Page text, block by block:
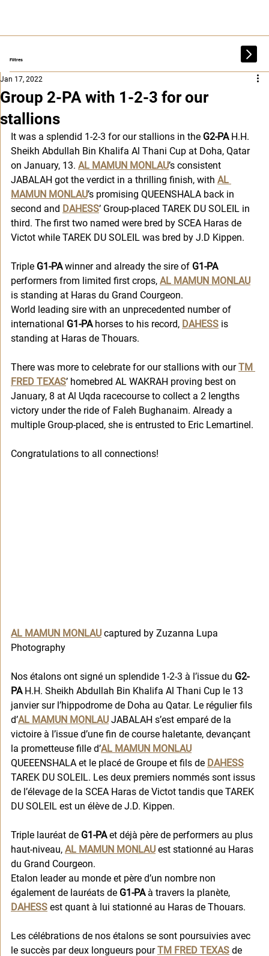
Filtres
Group 2-PA with 1-2-3 for our
stallions
Jan 17, 2022
It was a splendid 1-2-3 for our stallions in the G2-PA H.H.
Sheikh Abdullah Bin Khalifa Al Thani Cup at Doha, Qatar
on January, 13. AL MAMUN MONLAU’s consistent
JABALAH got the verdict in a thrilling finish, with AL
MAMUN MONLAU’s promising QUEENSHALA back in
second and DAHESS’ Group-placed TAREK DU SOLEIL in
third. The first two named were bred by SCEA Haras de
Victot while TAREK DU SOLEIL was bred by J.D Kippen.
Triple G1-PA winner and already the sire of G1-PA
performers from limited first crops, AL MAMUN MONLAU
is standing at Haras du Grand Courgeon.
World leading sire with an unprecedented number of
international G1-PA horses to his record, DAHESS is
standing at Haras de Thouars.
There was more to celebrate for our stallions with our TM
FRED TEXAS’ homebred AL WAKRAH proving best on
January, 8 at Al Uqda racecourse to collect a 2 lengths
victory under the ride of Faleh Bughanaim. Already a
multiple Group-placed, she is entrusted to Eric Lemartinel.
Congratulations to all connections!
AL MAMUN MONLAU captured by Zuzanna Lupa
Photography
Nos étalons ont signé un splendide 1-2-3 à l’issue du G2-
PA H.H. Sheikh Abdullah Bin Khalifa Al Thani Cup le 13
janvier sur l’hippodrome de Doha au Qatar. Le régulier fils
d’AL MAMUN MONLAU JABALAH s’est emparé de la
victoire à l’issue d’une fin de course haletante, devançant
la prometteuse fille d’AL MAMUN MONLAU
QUEEENSHALA et le placé de Groupe et fils de DAHESS
TAREK DU SOLEIL. Les deux premiers nommés sont issus
de l’élevage de la SCEA Haras de Victot tandis que TAREK
DU SOLEIL est un élève de J.D. Kippen.
Triple lauréat de G1-PA et déjà père de performers au plus
haut-niveau, AL MAMUN MONLAU est stationné au Haras
du Grand Courgeon.
Etalon leader au monde et père d’un nombre non
également de lauréats de G1-PA à travers la planète,
DAHESS est quant à lui stationné au Haras de Thouars.
Les célébrations de nos étalons se sont poursuivies avec
le succès par deux longueurs pour TM FRED TEXAS de